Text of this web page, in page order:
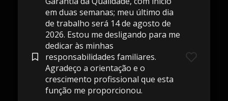
em duas semanas; meu último dia
de trabalho será 14 de agosto de
2026. Estou me desligando para me
dedicar às minhas
responsabilidades familiares.
Agradeço a orientação e o
crescimento profissional que esta
função me proporcionou.